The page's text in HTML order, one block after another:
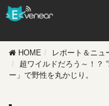
HOME
レポート＆ニュ
超ワイルドだろう～！？
ー」で野性を丸かじり。